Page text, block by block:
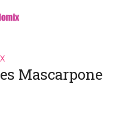
Mascarpone